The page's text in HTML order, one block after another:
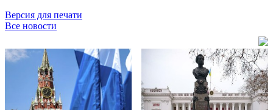
Версия для печати
Все новости